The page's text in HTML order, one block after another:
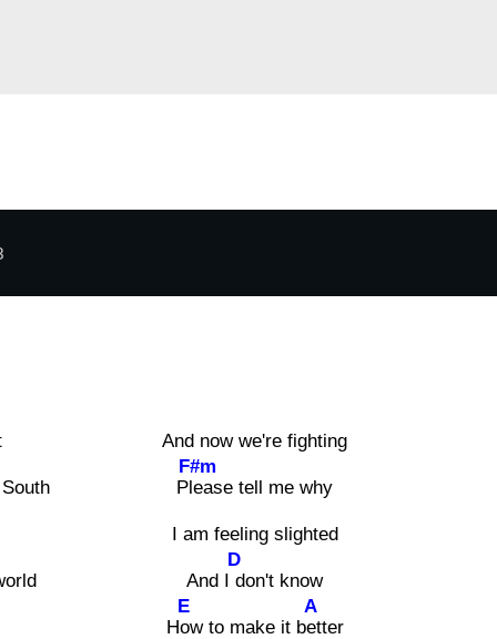
And now we're fighting
Pl
F#m
ease tell me why
I am feeling slighted
And I
D
don't know
H
E
ow to make it b
A
etter